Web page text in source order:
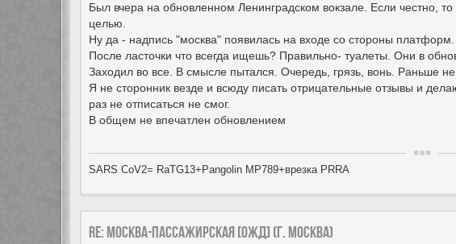
Был вчера на обновленном Ленинградском вокзале. Если честно,
целью.
Ну да - надпись "москва" появилась на входе со стороны
После ласточки что всегда ищешь? Правильно- туалеты. Они в
Заходил во все. В смысле пытался. Очередь, грязь, вонь. Раньше не
Я не сторонник везде и всюду писать отрицательные отзывы и
раз не отписаться не смог.
В общем не впечатлен обновлением
SARS CoV2= RaTG13+Pangolin MP789+врезка PRRA
Re: Москва-Пассажирская [ОЖД] (г. Москва)